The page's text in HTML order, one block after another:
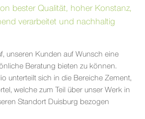
bester Qualität, hoher Konstanz,
verarbeitet und nachhaltig
unseren Kunden auf Wunsch eine
Beratung bieten zu können.
unterteilt sich in die Bereiche Zement,
welche zum Teil über unser Werk in
Standort Duisburg bezogen